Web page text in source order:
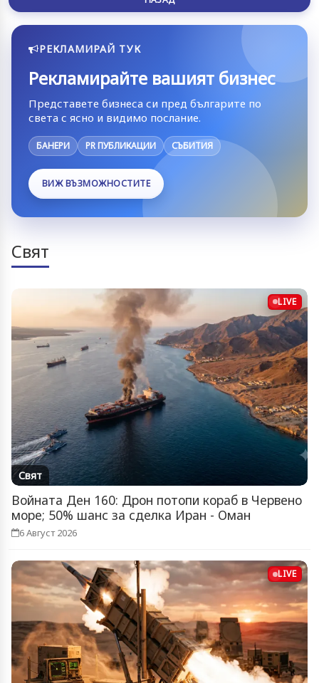
РЕКЛАМИРАЙ ТУК
Рекламирайте вашият бизнес
Представете бизнеса си пред българите по
света с ясно и видимо послание.
БАНЕРИ PR ПУБЛИКАЦИИ СЪБИТИЯ
ВИЖ ВЪЗМОЖНОСТИТЕ
Свят
LIVE
Свят
Войната Ден 160: Дрон потопи кораб в Червено
море; 50% шанс за сделка Иран - Оман
6 Август 2026
LIVE